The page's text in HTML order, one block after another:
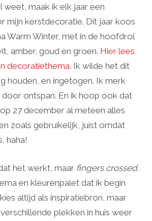
weet, maak ik elk jaar een
mijn kerstdecoratie. Dit jaar koos
Warm Winter, met in de hoofdrol
amber, goud en groen. Hier lees
decoratiethema. Ik wilde het dit
houden, en ingetogen. Ik merk
ontspan. En ik hoop ook dat
27 december al meteen alles
zoals gebruikelijk, juist omdat
haha!
het werkt, maar fingers crossed.
en kleurenpalet dat ik begin
altijd als inspiratiebron, maar
plekken in huis weer